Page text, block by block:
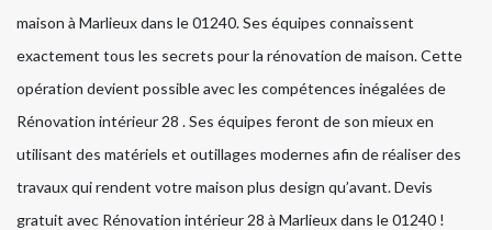
maison à Marlieux dans le 01240. Ses équipes connaissent
exactement tous les secrets pour la rénovation de maison. Cette
opération devient possible avec les compétences inégalées de
Rénovation intérieur 28 . Ses équipes feront de son mieux en
utilisant des matériels et outillages modernes afin de réaliser des
travaux qui rendent votre maison plus design qu’avant. Devis
gratuit avec Rénovation intérieur 28 à Marlieux dans le 01240 !